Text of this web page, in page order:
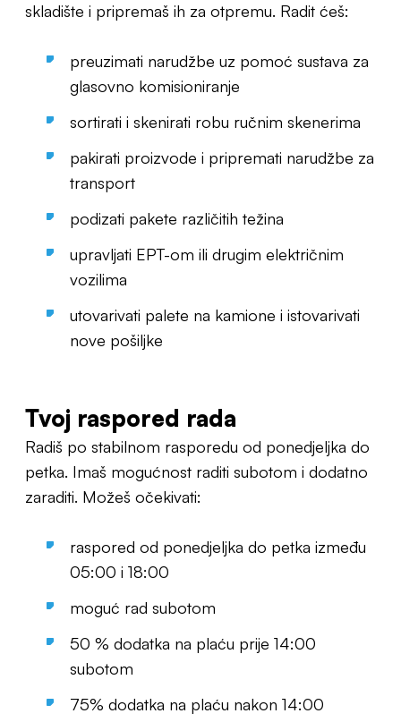
skladište i pripremaš ih za otpremu. Radit ćeš:
preuzimati narudžbe uz pomoć sustava za
glasovno komisioniranje
sortirati i skenirati robu ručnim skenerima
pakirati proizvode i pripremati narudžbe za
transport
podizati pakete različitih težina
upravljati EPT-om ili drugim električnim
vozilima
utovarivati palete na kamione i istovarivati
nove pošiljke
Tvoj raspored rada
Radiš po stabilnom rasporedu od ponedjeljka do
petka. Imaš mogućnost raditi subotom i dodatno
zaraditi. Možeš očekivati:
raspored od ponedjeljka do petka između
05:00 i 18:00
moguć rad subotom
50 % dodatka na plaću prije 14:00
subotom
75% dodatka na plaću nakon 14:00